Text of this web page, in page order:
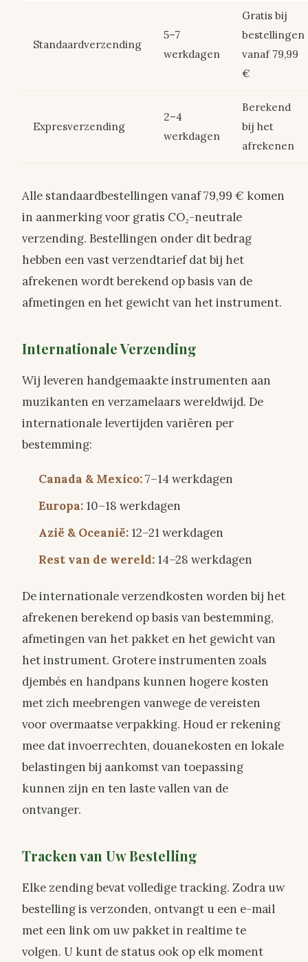
Standaardverzending
5–7
werkdagen
Gratis bij
bestellingen
vanaf 79,99
€
Expresverzending
2–4
werkdagen
Berekend
bij het
afrekenen
Alle standaardbestellingen vanaf 79,99 € komen
in aanmerking voor gratis CO₂-neutrale
verzending. Bestellingen onder dit bedrag
hebben een vast verzendtarief dat bij het
afrekenen wordt berekend op basis van de
afmetingen en het gewicht van het instrument.
Internationale Verzending
Wij leveren handgemaakte instrumenten aan
muzikanten en verzamelaars wereldwijd. De
internationale levertijden variëren per
bestemming:
Canada & Mexico:7–14 werkdagen
Europa:10–18 werkdagen
Azië & Oceanië:12–21 werkdagen
Rest van de wereld:14–28 werkdagen
De internationale verzendkosten worden bij het
afrekenen berekend op basis van bestemming,
afmetingen van het pakket en het gewicht van
het instrument. Grotere instrumenten zoals
djembés en handpans kunnen hogere kosten
met zich meebrengen vanwege de vereisten
voor overmaatse verpakking. Houd er rekening
mee dat invoerrechten, douanekosten en lokale
belastingen bij aankomst van toepassing
kunnen zijn en ten laste vallen van de
ontvanger.
Tracken van Uw Bestelling
Elke zending bevat volledige tracking. Zodra uw
bestelling is verzonden, ontvangt u een e-mail
met een link om uw pakket in realtime te
volgen. U kunt de status ook op elk moment